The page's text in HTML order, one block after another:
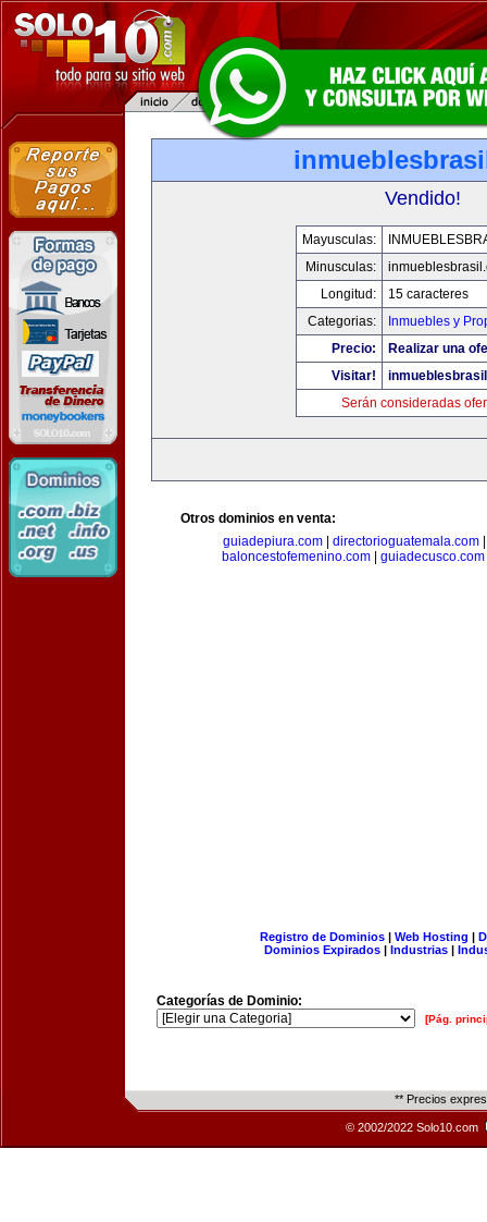
Vendido!
Mayusculas:
Minusculas:
Longitud:
15 caracteres
Categorias:
Inmuebles y
Precio:
Realizar una
Visitar!
Serán consideradas
Otros dominios en venta:
guiadepiura.com
directorioguatemala.com
baloncestofemenino.com
guiadecusco.com
Registro de Dominios| Web Hosting |
Dominios Expirados | Industrias |
Categorías de Dominio:
[Pág.
** Precios
© 2002/2022 Solo10.com